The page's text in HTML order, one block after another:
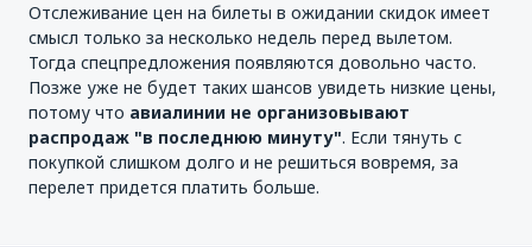
Отслеживание цен на билеты в ожидании скидок имеет
смысл только за несколько недель перед вылетом.
Тогда спецпредложения появляются довольно часто.
Позже уже не будет таких шансов увидеть низкие цены,
потому что авиалинии не организовывают
распродаж "в последнюю минуту". Если тянуть с
покупкой слишком долго и не решиться вовремя, за
перелет придется платить больше.